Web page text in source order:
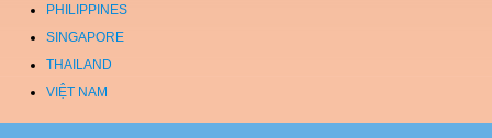
PHILIPPINES
SINGAPORE
THAILAND
VIỆT NAM